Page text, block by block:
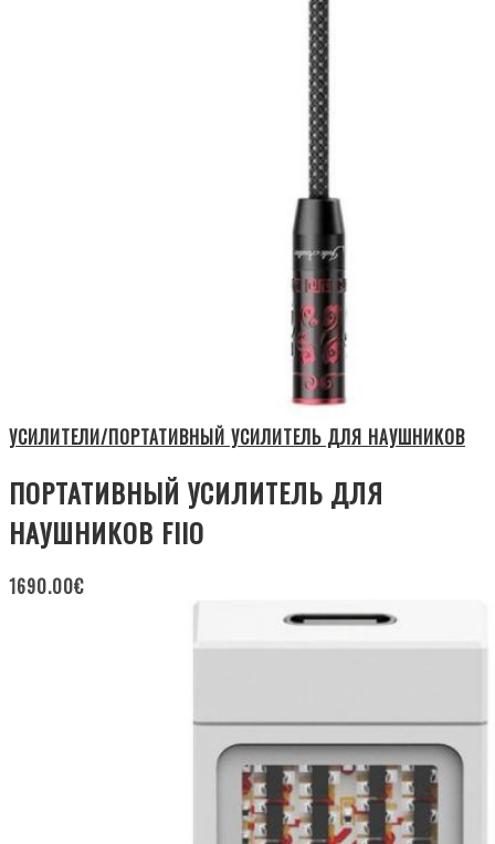
УСИЛИТЕЛИ/ПОРТАТИВНЫЙ УСИЛИТЕЛЬ ДЛЯ НАУШНИКОВ
ПОРТАТИВНЫЙ УСИЛИТЕЛЬ ДЛЯ
НАУШНИКОВ FIIO
1690.00€